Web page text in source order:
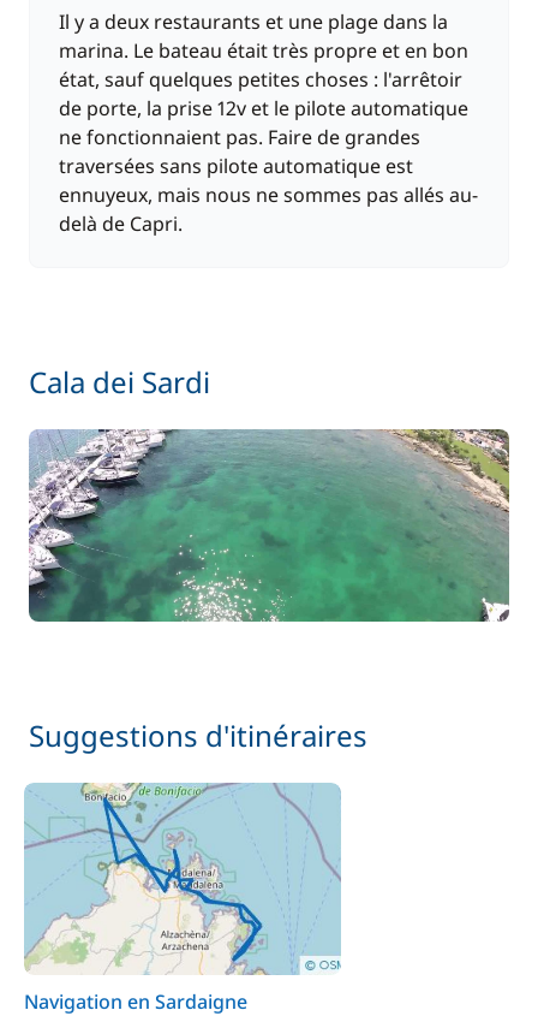
Il y a deux restaurants et une plage dans la
marina. Le bateau était très propre et en bon
état, sauf quelques petites choses : l'arrêtoir
de porte, la prise 12v et le pilote automatique
ne fonctionnaient pas. Faire de grandes
traversées sans pilote automatique est
ennuyeux, mais nous ne sommes pas allés au-
delà de Capri.
Cala dei Sardi
Suggestions d'itinéraires
Navigation en Sardaigne